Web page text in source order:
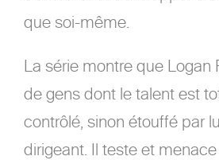
que soi-même.
La série montre que Logan
de gens dont le talent est
contrôlé, sinon étouffé par
dirigeant. Il teste et